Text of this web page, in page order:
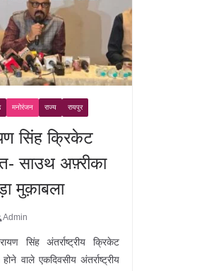
मनोरंजन राज्य रायपुर
सिंह क्रिकेट
साउथ अफ़्रीका
मुक़ाबला
Admin
सिंह अंतर्राष्ट्रीय क्रिकेट
वाले एकदिवसीय अंतर्राष्ट्रीय